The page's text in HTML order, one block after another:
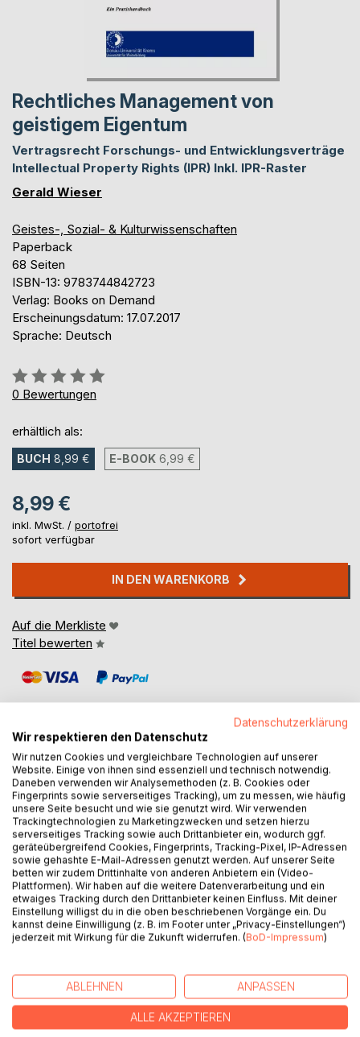
Rechtliches Management von
geistigem Eigentum
Vertragsrecht Forschungs- und Entwicklungsverträge
Intellectual Property Rights (IPR) Inkl. IPR-Raster
Gerald Wieser
Geistes-, Sozial- & Kulturwissenschaften
Paperback
68 Seiten
ISBN-13: 9783744842723
Verlag: Books on Demand
Erscheinungsdatum: 17.07.2017
Sprache: Deutsch
Bewertung::
0%
0 Bewertungen
erhältlich als:
BUCH 8,99 € E-BOOK 6,99 €
8,99 €
inkl. MwSt. / portofrei
sofort verfügbar
IN DEN WARENKORB
Auf die Merkliste
Titel bewerten
BESCHREIBUNG
In der praktischen Arbeit mit Forschern und
Wissenschaftlern hat sich herausgestellt, dass es an der
Verknüpfung der bekannten gewerblichen Schutzrechte
bzw. Intellectual Property Rights (IPR) und dem
vertraglichen Schutz von Wissen und geistigem Eigentum
(Intellectual Property, IP) fehlt.
Zweck dieser Arbeit in einer pragmatischen Ausrichtung
und damit neu und - soweit ersichtlich im deutschen
Elemente.
AUTOR/IN
Datenschutzerklärung
Wir respektieren den Datenschutz
Wir nutzen Cookies und vergleichbare Technologien auf unserer
Website. Einige von ihnen sind essenziell und technisch notwendig.
Daneben verwenden wir Analysemethoden (z. B. Cookies oder
Fingerprints sowie serverseitiges Tracking), um zu messen, wie häufig
unsere Seite besucht und wie sie genutzt wird. Wir verwenden
Trackingtechnologien zu Marketingzwecken und setzen hierzu
serverseitiges Tracking sowie auch Drittanbieter ein, wodurch ggf.
geräteübergreifend Cookies, Fingerprints, Tracking-Pixel, IP-Adressen
sowie gehashte E-Mail-Adressen genutzt werden. Auf unserer Seite
betten wir zudem Drittinhalte von anderen Anbietern ein (Video-
Plattformen). Wir haben auf die weitere Datenverarbeitung und ein
etwaiges Tracking durch den Drittanbieter keinen Einfluss. Mit deiner
Einstellung willigst du in die oben beschriebenen Vorgänge ein. Du
kannst deine Einwilligung (z. B. im Footer unter „Privacy-Einstellungen“)
jederzeit mit Wirkung für die Zukunft widerrufen. (BoD-Impressum)
ABLEHNEN ANPASSEN
ALLE AKZEPTIEREN